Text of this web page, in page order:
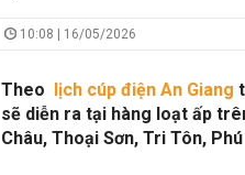
10:08 | 16/05/2026
Theo lịch cúp điện An Giang
sẽ diễn ra tại hàng loạt ấp
Châu, Thoại Sơn, Tri Tôn,